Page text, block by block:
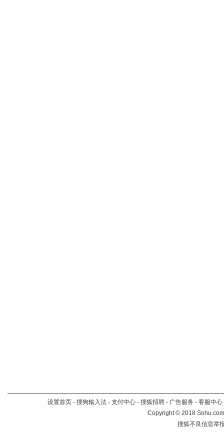
设置首页 - 搜狗输入法 - 支付中心 - 搜狐招聘 - 广告服务 - 客服中心
Copyright©2018
搜狐不良信息举